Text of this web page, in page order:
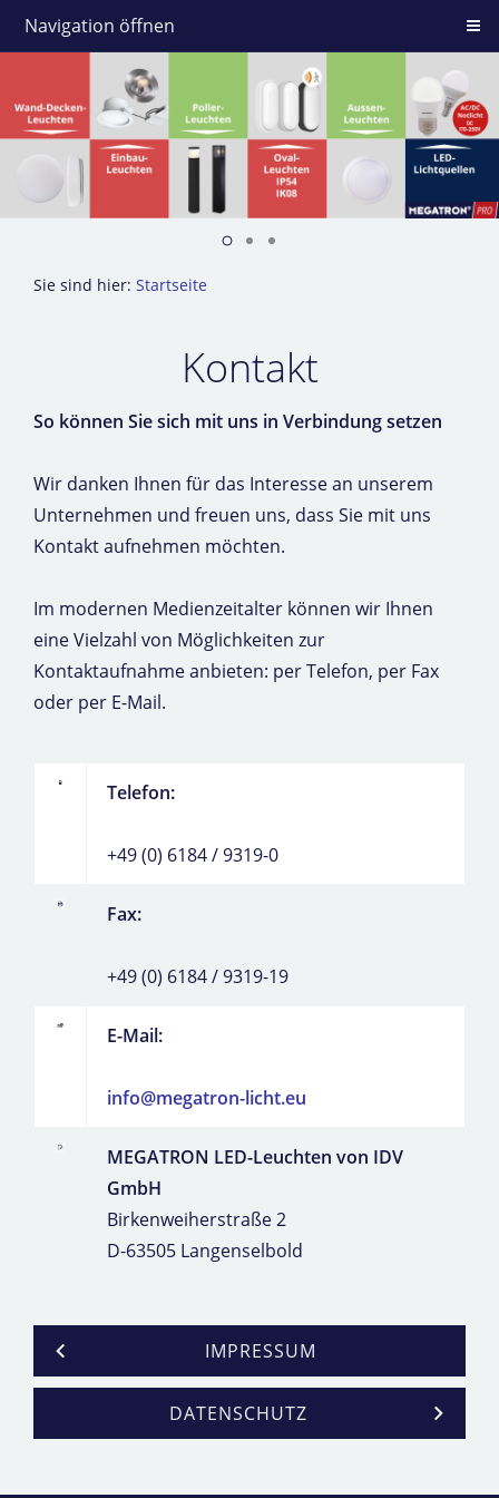
Navigation öffnen
Sie sind hier: Startseite
Kontakt
So können Sie sich mit uns in Verbindung setzen
Wir danken Ihnen für das Interesse an unserem
Unternehmen und freuen uns, dass Sie mit uns
Kontakt aufnehmen möchten.
Im modernen Medienzeitalter können wir Ihnen
eine Vielzahl von Möglichkeiten zur
Kontaktaufnahme anbieten: per Telefon, per Fax
oder per E-Mail.
Telefon:
+49 (0) 6184 / 9319-0
Fax:
+49 (0) 6184 / 9319-19
E-Mail:
info@megatron-licht.eu
MEGATRON LED-Leuchten von IDV
GmbH
Birkenweiherstraße 2
D-63505 Langenselbold
IMPRESSUM
DATENSCHUTZ